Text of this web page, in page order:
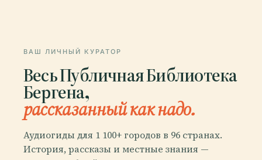
ВАШ ЛИЧНЫЙ КУРАТОР
Весь Публичная Библиотека
Бергена,
рассказанный как надо.
Аудиогиды для 1 100+ городов в 96 странах.
История, рассказы и местные знания —